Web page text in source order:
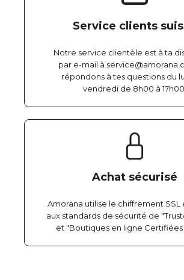
Service clients
Notre service clientèle est à ta
par e-mail à
répondons à tes questions du
vendredi de 8h00 à 17h00.
Achat sécurisé
Amorana utilise le chiffrement
aux standards de sécurité de
et "Boutiques en ligne Certifiées